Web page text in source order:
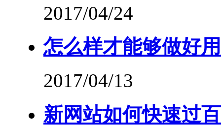
2017/04/24
怎么样才能够做好
2017/04/13
新网站如何快速过